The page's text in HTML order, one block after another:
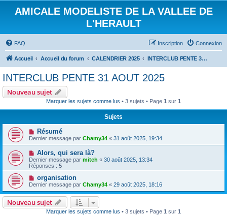
AMICALE MODELISTE DE LA VALLEE DE
L'HERAULT
FAQ Connexion
Inscription
Accueil Accueil du forum CALENDRIER 2025 INTERCLUB PENTE 31 AOUT 2025
INTERCLUB PENTE 31 AOUT 2025
Nouveau sujet
Marquer les sujets comme lus • 3 sujets • Page 1 sur 1
Sujets
Résumé
Dernier message par Chamy34 « 31 août 2025, 19:34
Alors, qui sera là?
Dernier message par mitch « 30 août 2025, 13:34
Réponses : 5
organisation
Dernier message par Chamy34 « 29 août 2025, 18:16
Nouveau sujet
Marquer les sujets comme lus • 3 sujets • Page 1 sur 1